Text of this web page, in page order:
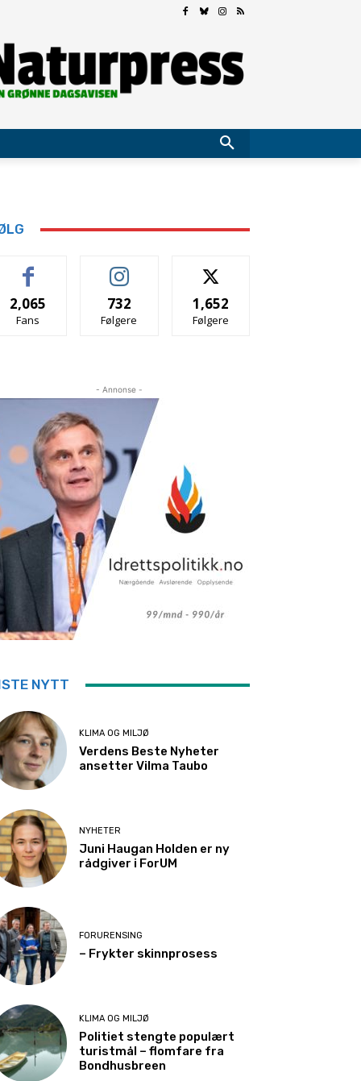
2,065
Fans
732
Følgere
1,652
Følgere
- Annonse -
NYTT
KLIMA OG MILJØ
Verdens Beste Nyheter
ansetter Vilma Taubo
NYHETER
Juni Haugan Holden er ny
rådgiver i ForUM
FORURENSING
– Frykter skinnprosess
KLIMA OG MILJØ
Politiet stengte populært
turistmål – flomfare fra
Bondhusbreen